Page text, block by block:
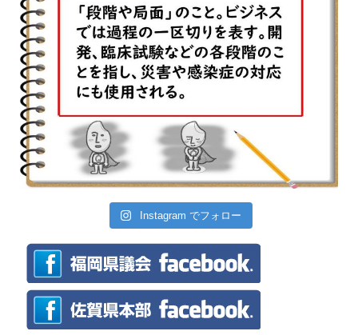
Instagram でフォロー